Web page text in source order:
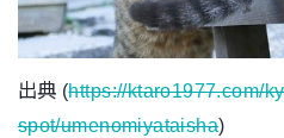
出典 (https://ktaro1977.com/
spot/umenomiyataisha)